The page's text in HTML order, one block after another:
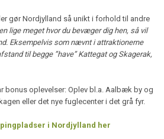
gør Nordjylland så unikt i forhold til andre
lige meget hvor du bevæger dig hen, så vil
Eksempelvis som nævnt i attraktionerne
til begge ”have” Kattegat og Skagerak,
bonus oplevelser: Oplev bl.a. Aalbæk by og
eller det nye fuglecenter i det grå fyr.
i Nordjylland her